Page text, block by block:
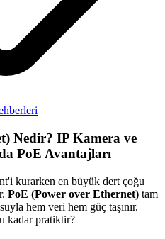
Nedir? IP Kamera ve
PoE Avantajları
kurarken en büyük dert çoğu
PoE (Power over Ethernet) tam
hem veri hem güç taşınır.
kadar pratiktir?